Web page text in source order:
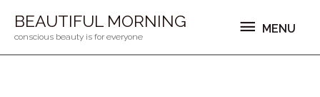
naarBEAUTIFUL MORNING
conscious beauty is for everyone
MENU
MENU